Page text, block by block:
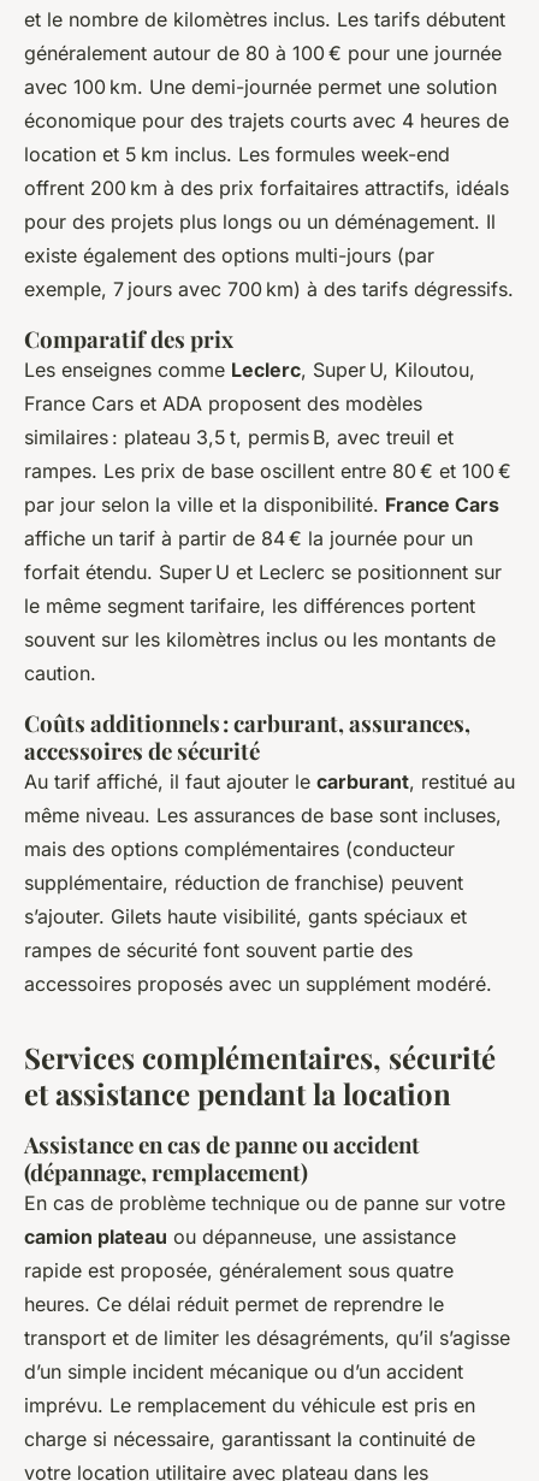
et le nombre de kilomètres inclus. Les tarifs débutent
généralement autour de 80 à 100 € pour une journée
avec 100 km. Une demi-journée permet une solution
économique pour des trajets courts avec 4 heures de
location et 5 km inclus. Les formules week-end
offrent 200 km à des prix forfaitaires attractifs, idéals
pour des projets plus longs ou un déménagement. Il
existe également des options multi-jours (par
exemple, 7 jours avec 700 km) à des tarifs dégressifs.
Comparatif des prix
Les enseignes comme Leclerc, Super U, Kiloutou,
France Cars et ADA proposent des modèles
similaires : plateau 3,5 t, permis B, avec treuil et
rampes. Les prix de base oscillent entre 80 € et 100 €
par jour selon la ville et la disponibilité. France Cars
affiche un tarif à partir de 84 € la journée pour un
forfait étendu. Super U et Leclerc se positionnent sur
le même segment tarifaire, les différences portent
souvent sur les kilomètres inclus ou les montants de
caution.
Coûts additionnels : carburant, assurances,
accessoires de sécurité
Au tarif affiché, il faut ajouter le carburant, restitué au
même niveau. Les assurances de base sont incluses,
mais des options complémentaires (conducteur
supplémentaire, réduction de franchise) peuvent
s’ajouter. Gilets haute visibilité, gants spéciaux et
rampes de sécurité font souvent partie des
accessoires proposés avec un supplément modéré.
Services complémentaires, sécurité
et assistance pendant la location
Assistance en cas de panne ou accident
(dépannage, remplacement)
En cas de problème technique ou de panne sur votre
camion plateau ou dépanneuse, une assistance
rapide est proposée, généralement sous quatre
heures. Ce délai réduit permet de reprendre le
transport et de limiter les désagréments, qu’il s’agisse
d’un simple incident mécanique ou d’un accident
imprévu. Le remplacement du véhicule est pris en
charge si nécessaire, garantissant la continuité de
votre location utilitaire avec plateau dans les